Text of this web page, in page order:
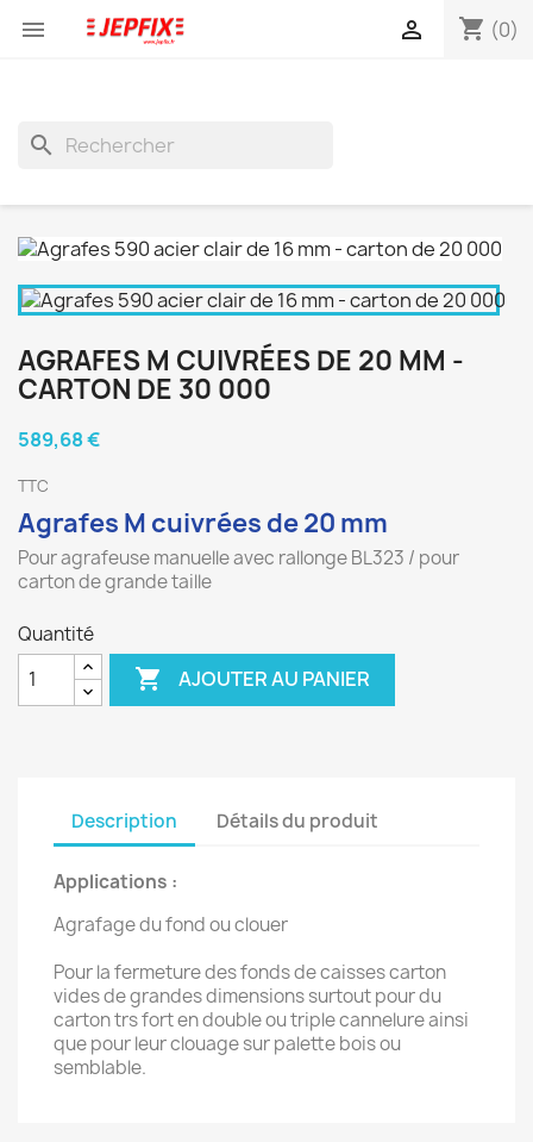
 shopping_cart (0)

search
AGRAFES M CUIVRÉES DE 20 MM -
CARTON DE 30 000
589,68 €
TTC
Agrafes M cuivrées de 20 mm
Pour agrafeuse manuelle avec rallonge BL323 / pour
carton de grande taille
Quantité
 AJOUTER AU PANIER
Description Détails du produit
Applications :
Agrafage du fond ou clouer
Pour la fermeture des fonds de caisses carton
vides de grandes dimensions surtout pour du
carton trs fort en double ou triple cannelure ainsi
que pour leur clouage sur palette bois ou
semblable.